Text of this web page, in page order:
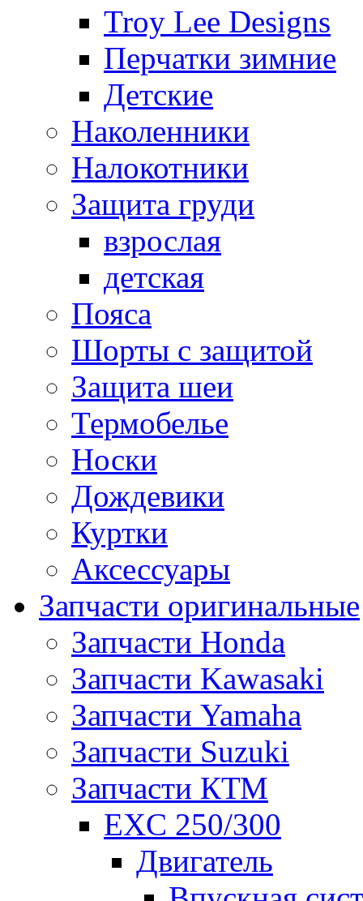
Troy Lee Designs
Перчатки зимние
Детские
Наколенники
Налокотники
Защита груди
взрослая
детская
Пояса
Шорты с защитой
Защита шеи
Термобелье
Носки
Дождевики
Куртки
Аксессуары
Запчасти оригинальные
Запчасти Honda
Запчасти Kawasaki
Запчасти Yamaha
Запчасти Suzuki
Запчасти КТМ
EXC 250/300
Двигатель